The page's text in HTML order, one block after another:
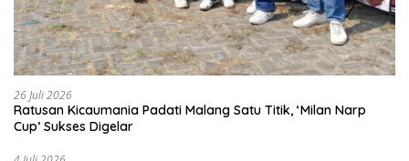
26 Juli 2026
Ratusan Kicaumania Padati Malang Satu Titik, ‘Milan Narp
Cup’ Sukses Digelar